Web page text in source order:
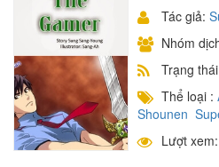
Tác giả:
Nhóm
Trạng
Thể loại :
Shounen
Lượt